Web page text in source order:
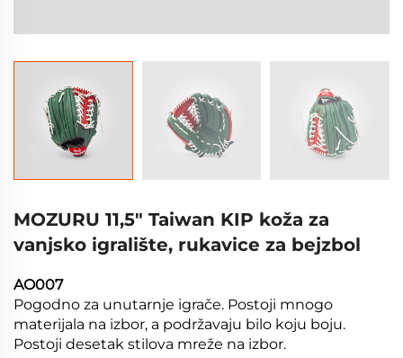
MOZURU 11,5" Taiwan KIP koža za
vanjsko igralište, rukavice za bejzbol
AO007
Pogodno za unutarnje igrače. Postoji mnogo
materijala na izbor, a podržavaju bilo koju boju.
Postoji desetak stilova mreže na izbor.